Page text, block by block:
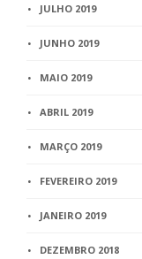
JULHO 2019
JUNHO 2019
MAIO 2019
ABRIL 2019
MARÇO 2019
FEVEREIRO 2019
JANEIRO 2019
DEZEMBRO 2018